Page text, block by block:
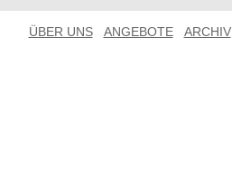
ÜBER UNS ANGEBOTE ARCHIV